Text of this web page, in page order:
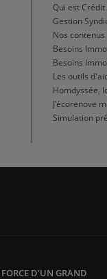
Qui est
Gestion
Nos contenus
Besoins
Besoins
Les outils
Homdyssée,
J'écorenove
Simulation
D'UN GRAND